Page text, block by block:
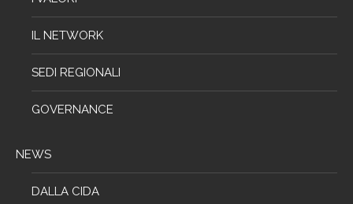
IL NETWORK
SEDI REGIONALI
GOVERNANCE
NEWS
DALLA CIDA